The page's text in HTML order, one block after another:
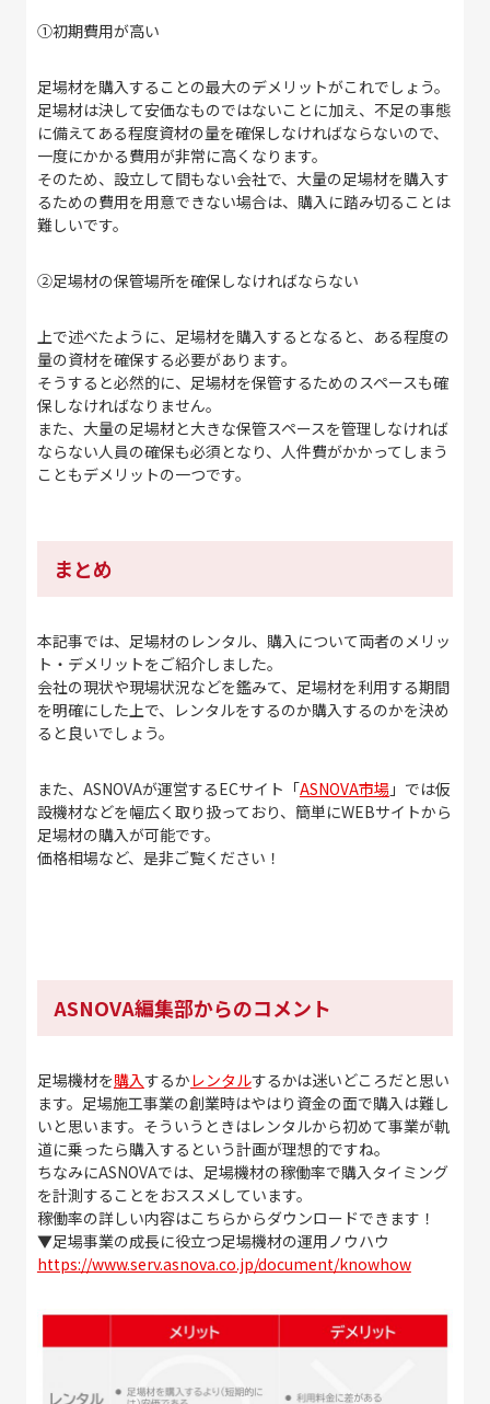
①初期費用が高い
足場材を購入することの最大のデメリットがこれでしょう。
足場材は決して安価なものではないことに加え、不足の事態
に備えてある程度資材の量を確保しなければならないので、
一度にかかる費用が非常に高くなります。
そのため、設立して間もない会社で、大量の足場材を購入す
るための費用を用意できない場合は、購入に踏み切ることは
難しいです。
②足場材の保管場所を確保しなければならない
上で述べたように、足場材を購入するとなると、ある程度の
量の資材を確保する必要があります。
そうすると必然的に、足場材を保管するためのスペースも確
保しなければなりません。
また、大量の足場材と大きな保管スペースを管理しなければ
ならない人員の確保も必須となり、人件費がかかってしまう
こともデメリットの一つです。
まとめ
本記事では、足場材のレンタル、購入について両者のメリッ
ト・デメリットをご紹介しました。
会社の現状や現場状況などを鑑みて、足場材を利用する期間
を明確にした上で、レンタルをするのか購入するのかを決め
ると良いでしょう。
また、ASNOVAが運営するECサイト「ASNOVA市場 」では仮
設機材などを幅広く取り扱っており、簡単にWEBサイトから
足場材の購入が可能です。
価格相場など、是非ご覧ください！
ASNOVA編集部からのコメント
足場機材を購入するか レンタルするかは迷いどころだと思い
ます。足場施工事業の創業時はやはり資金の面で購入は難し
いと思います。そういうときはレンタルから初めて事業が軌
道に乗ったら購入するという計画が理想的ですね。
ちなみにASNOVAでは、足場機材の稼働率で購入タイミング
を計測することをおススメしています。
稼働率の詳しい内容はこちらからダウンロードできます！
▼足場事業の成長に役立つ足場機材の運用ノウハウ
https://www.serv.asnova.co.jp/document/knowhow